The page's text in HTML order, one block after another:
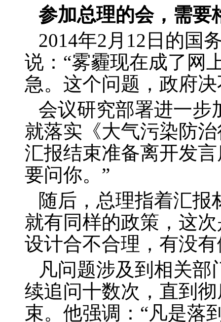
参加总理的会，需要
2014年2 月 12 日的国
说：“雾霾现在成了网
急。这个问题，政府
会议研究部署进一步
就落实《大气污染防
汇报结束准备离开发
要问你。”
随后，总理指着汇报
就有同样的政策，这
设计合不合理，有没
凡问题涉及到相关
续追问十数次，直到
束。他强调：“凡是落